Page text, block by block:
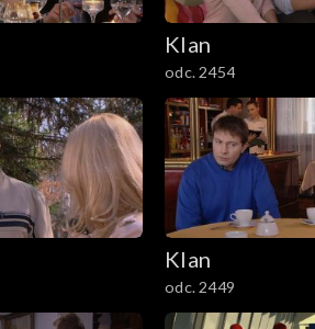
901–1000
801–900
701–800
601–700
501–600
401–500
Klan
odc. 2454
Klan
odc. 2449